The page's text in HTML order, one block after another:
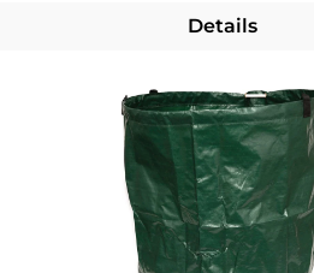
Details